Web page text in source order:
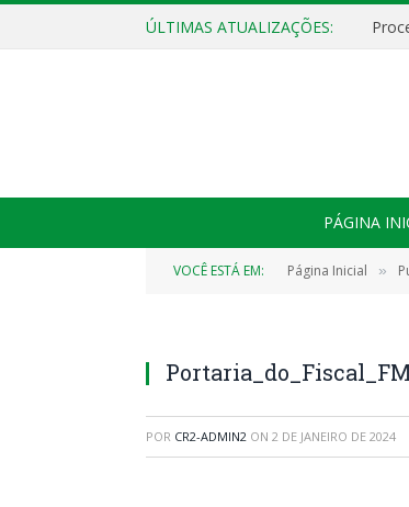
ÚLTIMAS ATUALIZAÇÕES:
PÁGINA
VOCÊ ESTÁ EM: Página Inicial »
POR CR2-ADMIN2 ON 2 DE JANEIRO DE 2024